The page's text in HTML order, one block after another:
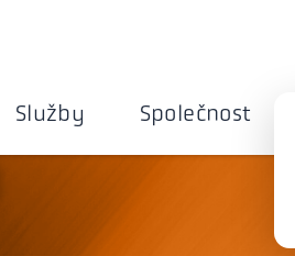
Služby Společnost